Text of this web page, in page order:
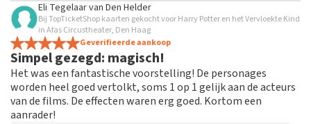
bekijken
Eli Tegelaarvan Den Helder
Bij TopTicketShop kaarten gekocht voor Harry Potter en het Vervloekte Kind
in Afas Circustheater, Den Haag
Geverifieerde aankoop
Simpel gezegd: magisch!
Het was een fantastische voorstelling! De personages
worden heel goed vertolkt, soms 1 op 1 gelijk aan de acteurs
van de films. De effecten waren erg goed. Kortom een
aanrader!